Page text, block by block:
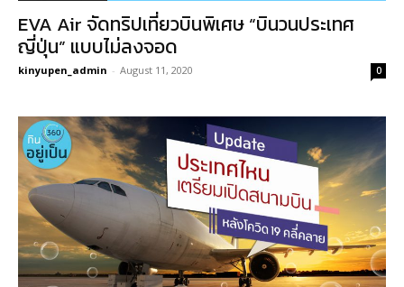
EVA Air จัดทริปเที่ยวบินพิเศษ “บินวนประเทศ
ญี่ปุ่น” แบบไม่ลงจอด
kinyupen_admin - August 11, 2020 0